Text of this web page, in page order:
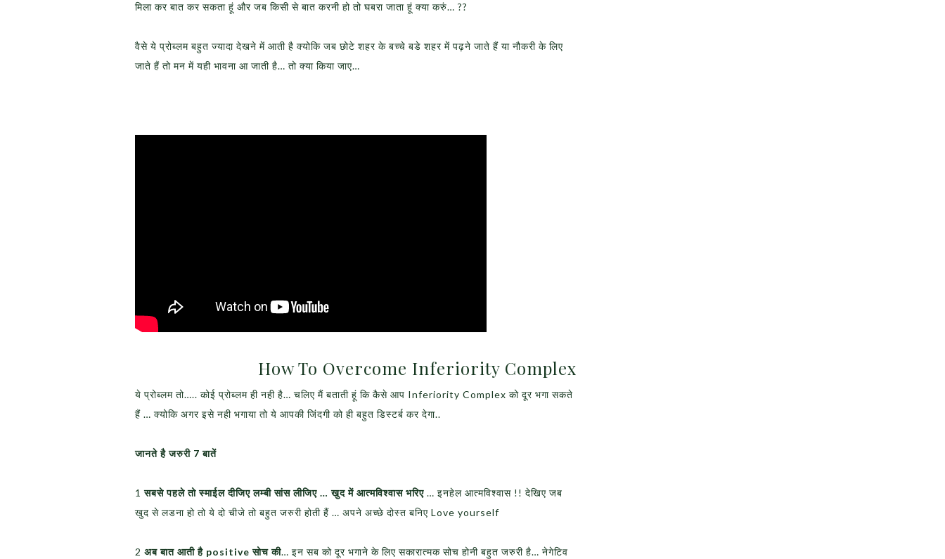
मिला कर बात कर सकता हूं और जब किसी से बात करनी हो तो घबरा जाता हूं क्या करुं… ??
वैसे ये प्रोब्लम बहुत ज्यादा देखने में आती है क्योकि जब छोटे शहर के बच्चे बडे शहर में पढ़ने जाते हैं या नौकरी के लिए
जाते हैं तो मन में यही भावना आ जाती है… तो क्या किया जाए…
How To Overcome Inferiority Complex
ये प्रोब्लम तो….. कोई प्रोब्लम ही नही है… चलिए मैं बताती हूं कि कैसे आप Inferiority Complex को दूर भगा सकते
हैं … क्योकि अगर इसे नही भगाया तो ये आपकी जिंदगी को ही बहुत डिस्टर्ब कर देगा..
जानते है जरुरी 7 बातें
1सबसे पहले तो स्माईल दीजिए लम्बी सांस लीजिए … खुद में आत्मविश्वास भरिए … इनहेल आत्मविश्वास !! देखिए जब
खुद से लडना हो तो ये दो चीजे तो बहुत जरुरी होती हैं … अपने अच्छे दोस्त बनिए Love yourself
2 अब बात आती है positive सोच की… इन सब को दूर भगाने के लिए सकारात्मक सोच होनी बहुत जरुरी है… नेगेटिव